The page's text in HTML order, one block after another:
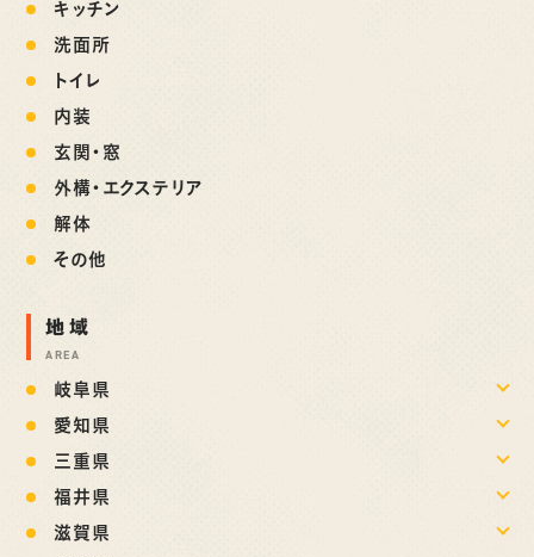
キッチン
洗面所
トイレ
内装
玄関・窓
外構・エクステリア
解体
その他
地域
AREA
岐阜県
愛知県
三重県
福井県
滋賀県